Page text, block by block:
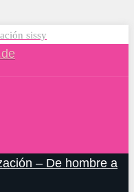
sissy
– De hombre a